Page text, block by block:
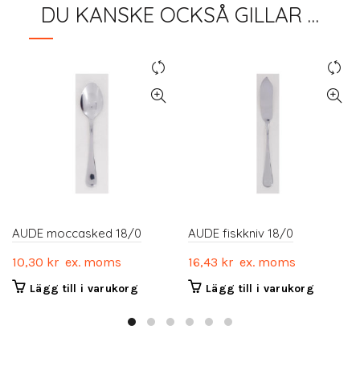
DU KANSKE OCKSÅ GILLAR …
AUDE moccasked 18/0
10,30 kr ex. moms
Lägg till i varukorg
AUDE fiskkniv 18/0
16,43 kr ex. moms
Lägg till i varukorg